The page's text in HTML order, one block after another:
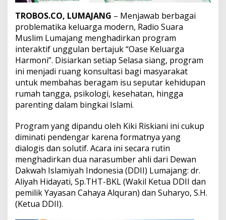
m
S
o
l
u
s
i
M
a
s
a
a
h
K
e
l
u
a
r
g
TROBOS.CO, LUMAJANG – Menjawab berbagai
problematika keluarga modern, Radio Suara
Muslim Lumajang menghadirkan program
interaktif unggulan bertajuk “Oase Keluarga
Harmoni”. Disiarkan setiap Selasa siang, program
ini menjadi ruang konsultasi bagi masyarakat
untuk membahas beragam isu seputar kehidupan
rumah tangga, psikologi, kesehatan, hingga
parenting dalam bingkai Islami.
Program yang dipandu oleh Kiki Riskiani ini cukup
diminati pendengar karena formatnya yang
dialogis dan solutif. Acara ini secara rutin
menghadirkan dua narasumber ahli dari Dewan
Dakwah Islamiyah Indonesia (DDII) Lumajang: dr.
Aliyah Hidayati, Sp.THT-BKL (Wakil Ketua DDII dan
pemilik Yayasan Cahaya Alquran) dan Suharyo, S.H.
(Ketua DDII).